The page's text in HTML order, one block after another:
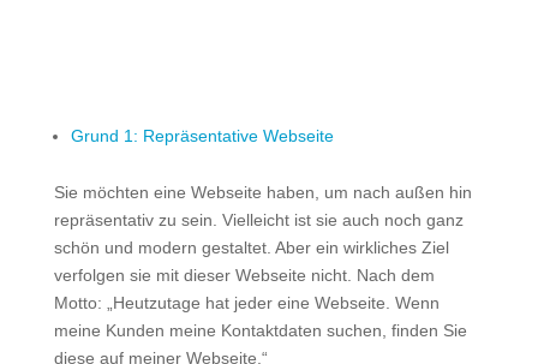
Grund 1: Repräsentative Webseite
Sie möchten eine Webseite haben, um nach außen hin
repräsentativ zu sein. Vielleicht ist sie auch noch ganz
schön und modern gestaltet. Aber ein wirkliches Ziel
verfolgen sie mit dieser Webseite nicht. Nach dem
Motto: „Heutzutage hat jeder eine Webseite. Wenn
meine Kunden meine Kontaktdaten suchen, finden Sie
diese auf meiner Webseite.“